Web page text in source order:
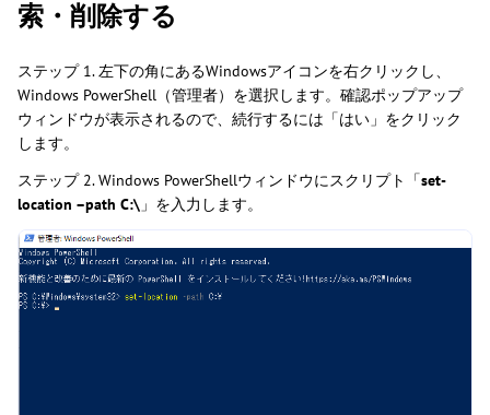
索・削除する
ステップ 1. 左下の角にあるWindowsアイコンを右クリックし、
Windows PowerShell（管理者）を選択します。確認ポップアップ
ウィンドウが表示されるので、続行するには「はい」をクリック
します。
ステップ 2. Windows PowerShellウィンドウにスクリプト「set-
location –path C:\ 」を入力します。